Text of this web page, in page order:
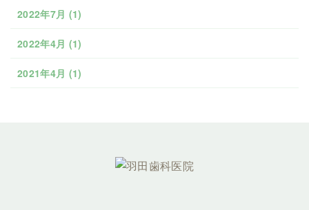
2022年7月 (1)
2022年4月 (1)
2021年4月 (1)